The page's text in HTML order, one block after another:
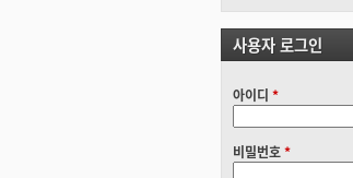
사용자 로그인
아이디 *
비밀번호*